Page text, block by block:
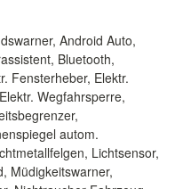
Android Auto,
Bluetooth,
Fensterheber, Elektr.
Wegfahrsperre,
autom.
Lichtsensor,
Müdigkeitswarner,